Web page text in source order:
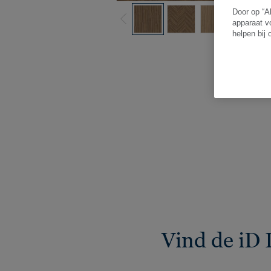
Vind de iD
Door op
apparaat
helpen bij